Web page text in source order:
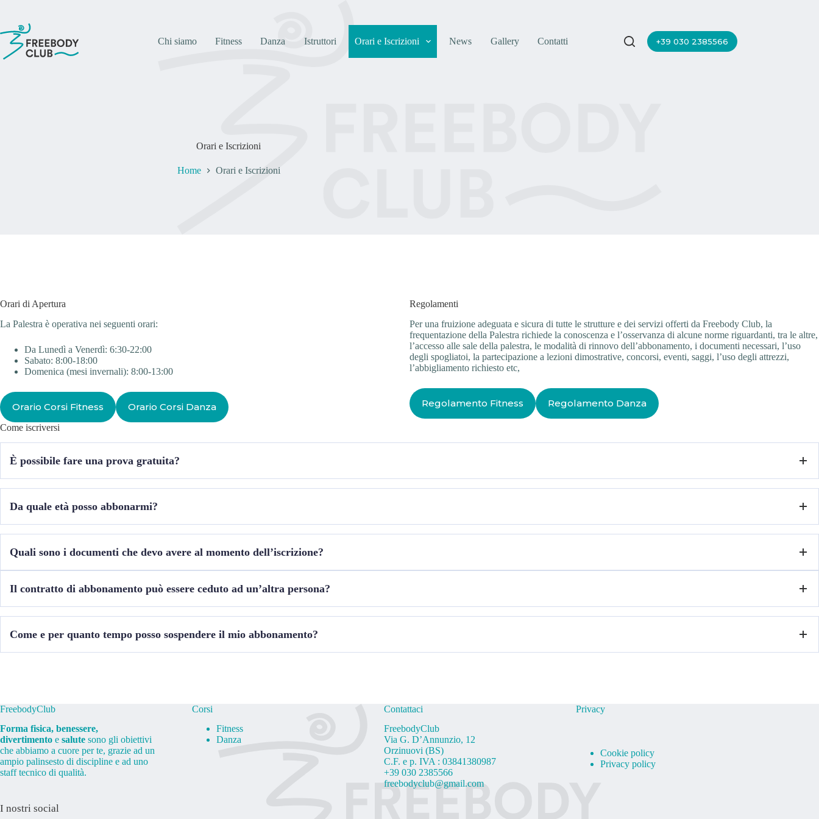
contenuto
Chi siamo
Fitness Danza Istruttori Orari e Iscrizioni News Gallery Contatti +39 030 2385566
Orari e Iscrizioni
Home Orari e Iscrizioni
Orari di Apertura
La Palestra è operativa nei seguenti orari:
Da Lunedì a Venerdì: 6:30-22:00
Sabato: 8:00-18:00
Domenica (mesi invernali): 8:00-13:00
Orario Corsi Fitness Orario Corsi Danza
Regolamenti
Per una fruizione adeguata e sicura di tutte le strutture e dei servizi offerti da Freebody Club, la
frequentazione della Palestra richiede la conoscenza e l’osservanza di alcune norme riguardanti, tra le altre,
l’accesso alle sale della palestra, le modalità di rinnovo dell’abbonamento, i documenti necessari, l’uso
degli spogliatoi, la partecipazione a lezioni dimostrative, concorsi, eventi, saggi, l’uso degli attrezzi,
l’abbigliamento richiesto etc,
Regolamento Fitness Regolamento Danza
Come iscriversi
È possibile fare una prova gratuita?
Ricorda di portare con te un asciugamano e le scarpe da usare esclusivamente durante l’allenamento. È inoltre necessario compilare un modulo di prova.
Da quale età posso abbonarmi?
Ricorda che sia al momento dell‘iscrizione sia al momento della prova gratuita devi presentarti con uno dei tuoi genitori.
Per la Danza Classica e l’Hip Hop invece le iscrizioni sono aperte dai 6 anni di età mentre per il Movimento e Ritmo dai 3 ai 5 anni.
Quali sono i documenti che devo avere al momento dell’iscrizione?
Ricorda di portare con te il certificato medico di idoneità sportiva non agonistica con ECG in corso di validità.
Il contratto di abbonamento può essere ceduto ad un’altra persona?
Come e per quanto tempo posso sospendere il mio abbonamento?
FreebodyClub
Forma fisica, benessere,
divertimento e salute sono gli obiettivi
che abbiamo a cuore per te, grazie ad un
ampio palinsesto di discipline e ad uno
staff tecnico di qualità.
I nostri social
Corsi
Fitness
Danza
Contattaci
FreebodyClub
Via G. D’Annunzio, 12
Orzinuovi (BS)
C.F. e p. IVA : 03841380987
+39 030 2385566
freebodyclub@gmail.com
Privacy
Cookie policy
Privacy policy